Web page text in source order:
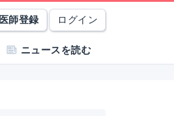
医師登録 ログイン
ニュースを読む